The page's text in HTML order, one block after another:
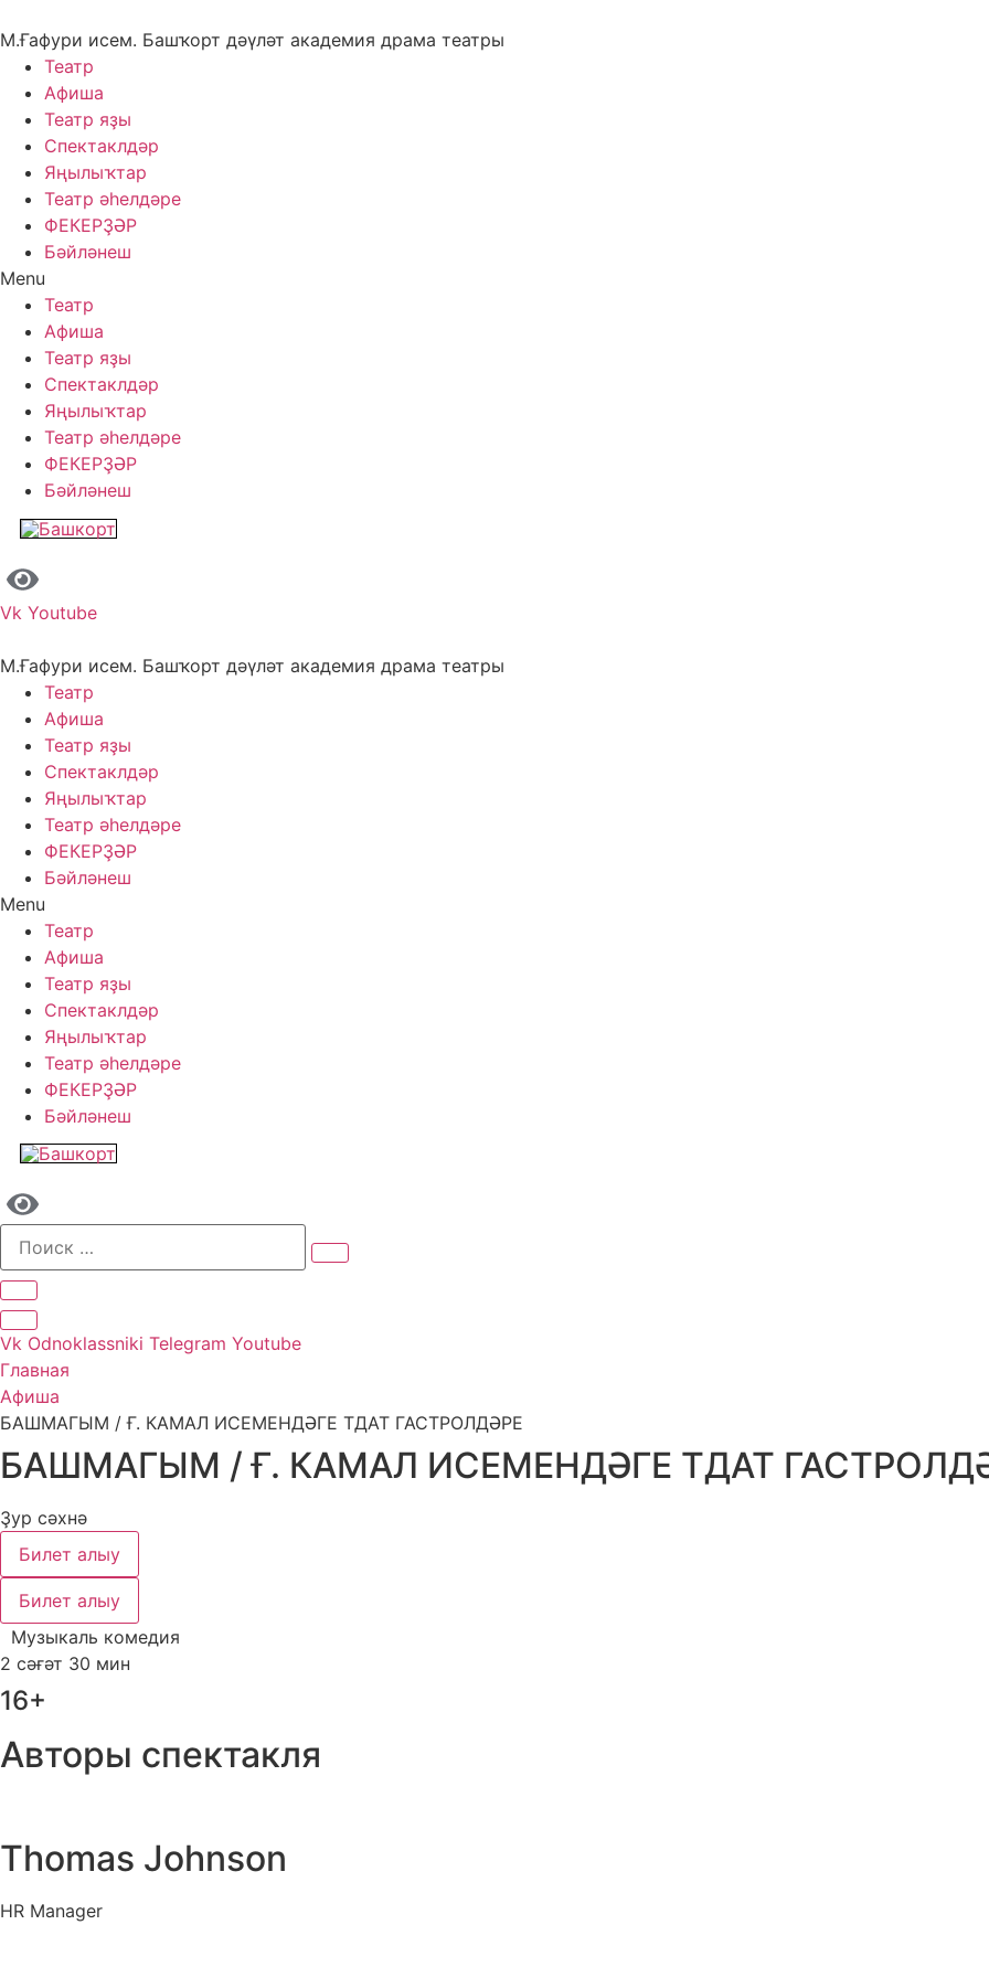
to
content
М.Ғафури исем. Башҡорт дәүләт академия драма театры
Театр
Афиша
Театр яҙы
Спектаклдәр
Яңылыҡтар
Театр әһелдәре
ФЕКЕРҘӘР
Бәйләнеш
Menu
Театр
Афиша
Театр яҙы
Спектаклдәр
Яңылыҡтар
Театр әһелдәре
ФЕКЕРҘӘР
Бәйләнеш
Vk Youtube
М.Ғафури исем. Башҡорт дәүләт академия драма театры
Театр
Афиша
Театр яҙы
Спектаклдәр
Яңылыҡтар
Театр әһелдәре
ФЕКЕРҘӘР
Бәйләнеш
Menu
Театр
Афиша
Театр яҙы
Спектаклдәр
Яңылыҡтар
Театр әһелдәре
ФЕКЕРҘӘР
Бәйләнеш
Vk Odnoklassniki Telegram Youtube
Главная
Афиша
БАШМАГЫМ / Ғ. КАМАЛ ИСЕМЕНДӘГЕ ТДАТ ГАСТРОЛДӘРЕ
БАШМАГЫМ / Ғ. КАМАЛ ИСЕМЕНДӘГЕ ТДАТ
Ҙур сәхнә
Билет алыу
Билет алыу
Музыкаль комедия
2 сәғәт 30 мин
16+
Авторы спектакля
Thomas Johnson
HR Manager